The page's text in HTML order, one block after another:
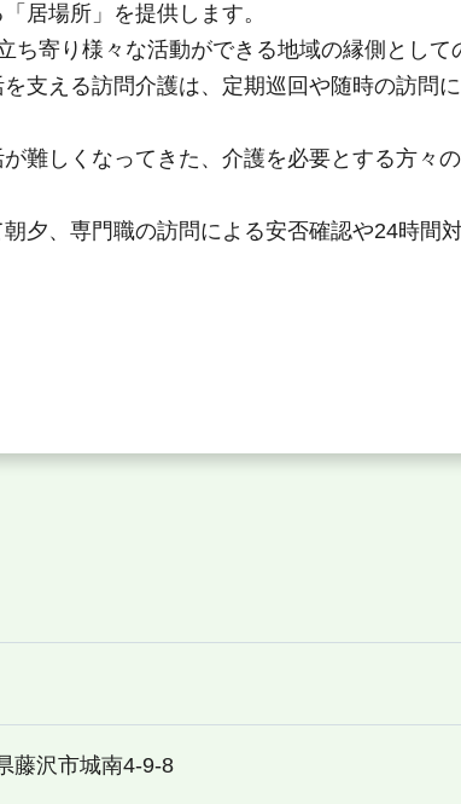
居場所」を提供します。
ち寄り様々な活動ができる地域の縁側として
支える訪問介護は、定期巡回や随時の訪問
難しくなってきた、介護を必要とする方々
夕、専門職の訪問による安否確認や24時間
藤沢市城南4-9-8